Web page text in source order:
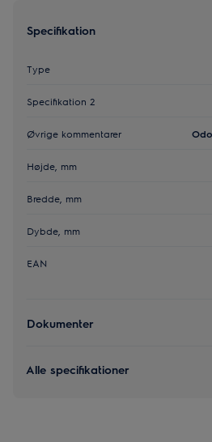
Specifikation
Type
Specifikation 2
Øvrige kommentarer
Højde, mm
Bredde, mm
Dybde, mm
EAN
Dokumenter
Alle specifikationer